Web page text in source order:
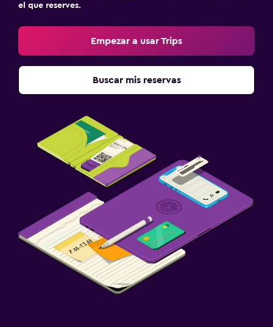
el que reserves.
Empezar a usar Trips
Buscar mis reservas